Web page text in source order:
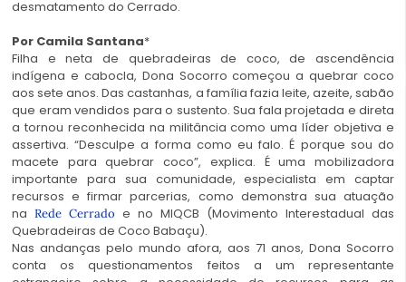
desmatamento do Cerrado.
Por Camila Santana*
Filha e neta de quebradeiras de coco, de ascendência
indígena e cabocla, Dona Socorro começou a quebrar coco
aos sete anos. Das castanhas, a família fazia leite, azeite, sabão
que eram vendidos para o sustento. Sua fala projetada e direta
a tornou reconhecida na militância como uma líder objetiva e
assertiva. “Desculpe a forma como eu falo. É porque sou do
macete para quebrar coco”, explica. É uma mobilizadora
importante para sua comunidade, especialista em captar
recursos e firmar parcerias, como demonstra sua atuação
na Rede Cerrado e no MIQCB (Movimento Interestadual das
Quebradeiras de Coco Babaçu).
Nas andanças pelo mundo afora, aos 71 anos, Dona Socorro
conta os questionamentos feitos a um representante